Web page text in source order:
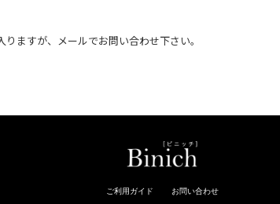
ますが、メールでお問い合わせ下さい。